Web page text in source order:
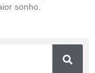
sonho.